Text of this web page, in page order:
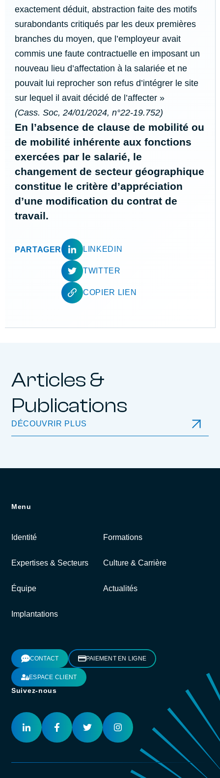
exactement déduit, abstraction faite des motifs
surabondants critiqués par les deux premières
branches du moyen, que l’employeur avait
commis une faute contractuelle en imposant un
nouveau lieu d’affectation à la salariée et ne
pouvait lui reprocher son refus d’intégrer le site
sur lequel il avait décidé de l’affecter »
(Cass. Soc, 24/01/2024, n°22-19.752)
En l’absence de clause de mobilité ou
de mobilité inhérente aux fonctions
exercées par le salarié, le
changement de secteur géographique
constitue le critère d’appréciation
d’une modification du contrat de
travail.
PARTAGER LINKEDIN
TWITTER
COPIER LIEN
Articles &
Publications
DÉCOUVRIR PLUS
Menu
Identité Formations
Expertises & Secteurs Culture & Carrière
Équipe Actualités
Implantations
CONTACT PAIEMENT EN LIGNE
ESPACE CLIENT
Suivez-nous